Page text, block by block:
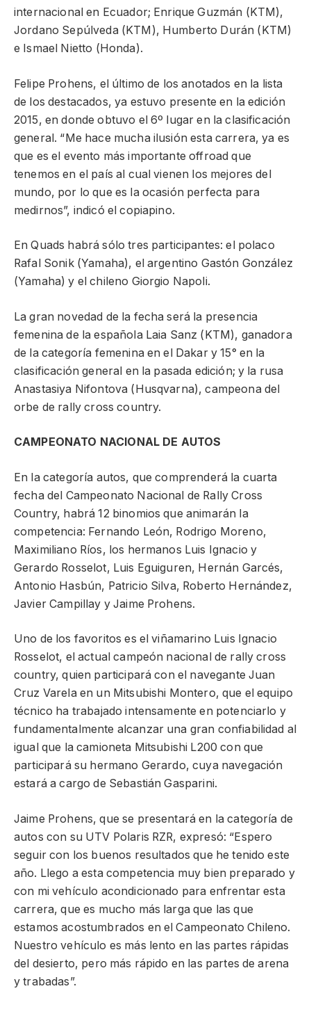
internacional en Ecuador; Enrique Guzmán (KTM),
Jordano Sepúlveda (KTM), Humberto Durán (KTM)
e Ismael Nietto (Honda).
Felipe Prohens, el último de los anotados en la lista
de los destacados, ya estuvo presente en la edición
2015, en donde obtuvo el 6º lugar en la clasificación
general. “Me hace mucha ilusión esta carrera, ya es
que es el evento más importante offroad que
tenemos en el país al cual vienen los mejores del
mundo, por lo que es la ocasión perfecta para
medirnos”, indicó el copiapino.
En Quads habrá sólo tres participantes: el polaco
Rafal Sonik (Yamaha), el argentino Gastón González
(Yamaha) y el chileno Giorgio Napoli.
La gran novedad de la fecha será la presencia
femenina de la española Laia Sanz (KTM), ganadora
de la categoría femenina en el Dakar y 15° en la
clasificación general en la pasada edición; y la rusa
Anastasiya Nifontova (Husqvarna), campeona del
orbe de rally cross country.
CAMPEONATO NACIONAL DE AUTOS
En la categoría autos, que comprenderá la cuarta
fecha del Campeonato Nacional de Rally Cross
Country, habrá 12 binomios que animarán la
competencia: Fernando León, Rodrigo Moreno,
Maximiliano Ríos, los hermanos Luis Ignacio y
Gerardo Rosselot, Luis Eguiguren, Hernán Garcés,
Antonio Hasbún, Patricio Silva, Roberto Hernández,
Javier Campillay y Jaime Prohens.
Uno de los favoritos es el viñamarino Luis Ignacio
Rosselot, el actual campeón nacional de rally cross
country, quien participará con el navegante Juan
Cruz Varela en un Mitsubishi Montero, que el equipo
técnico ha trabajado intensamente en potenciarlo y
fundamentalmente alcanzar una gran confiabilidad al
igual que la camioneta Mitsubishi L200 con que
participará su hermano Gerardo, cuya navegación
estará a cargo de Sebastián Gasparini.
Jaime Prohens, que se presentará en la categoría de
autos con su UTV Polaris RZR, expresó: “Espero
seguir con los buenos resultados que he tenido este
año. Llego a esta competencia muy bien preparado y
con mi vehículo acondicionado para enfrentar esta
carrera, que es mucho más larga que las que
estamos acostumbrados en el Campeonato Chileno.
Nuestro vehículo es más lento en las partes rápidas
del desierto, pero más rápido en las partes de arena
y trabadas”.